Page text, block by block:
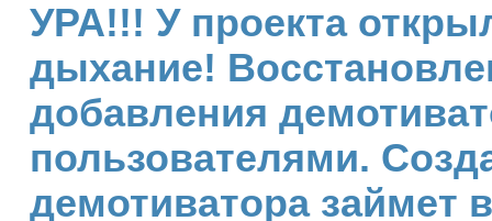
УРА!!! У проекта
дыхание!
добавления
пользователями.
демотиватора займет